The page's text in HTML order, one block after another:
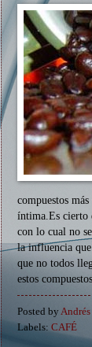
compuestos
íntima.Es cierto
con lo cual no
la influencia
que no todos
estos
Posted by Andrés
Labels: CAFÉ